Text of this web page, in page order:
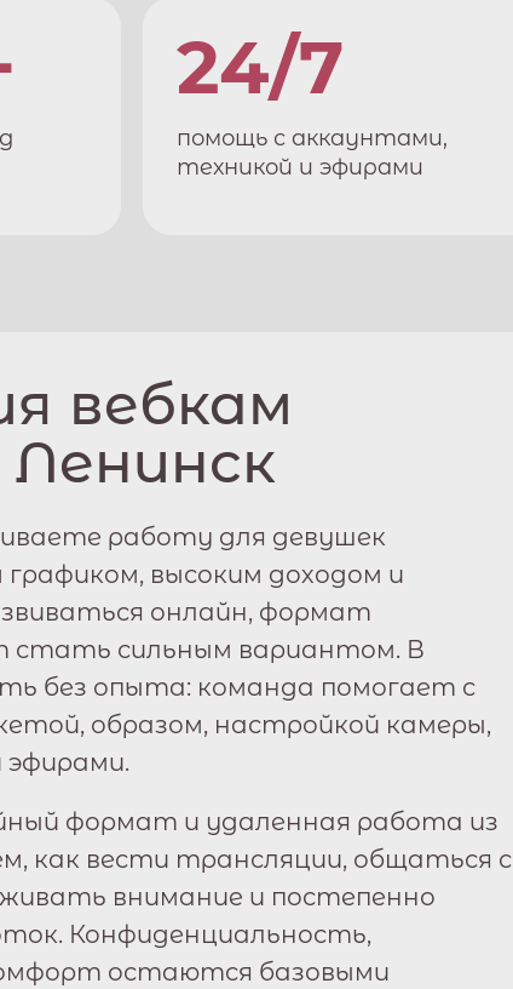
24/7
помощь с аккаунтами,
техникой и эфирами
вебкам
Ленинск
работу для девушек
графиком, высоким доходом и
онлайн, формат
стать сильным вариантом. В
без опыта: команда помогает с
образом, настройкой камеры,
формат и удаленная работа из
как вести трансляции, общаться с
внимание и постепенно
Конфиденциальность,
остаются базовыми